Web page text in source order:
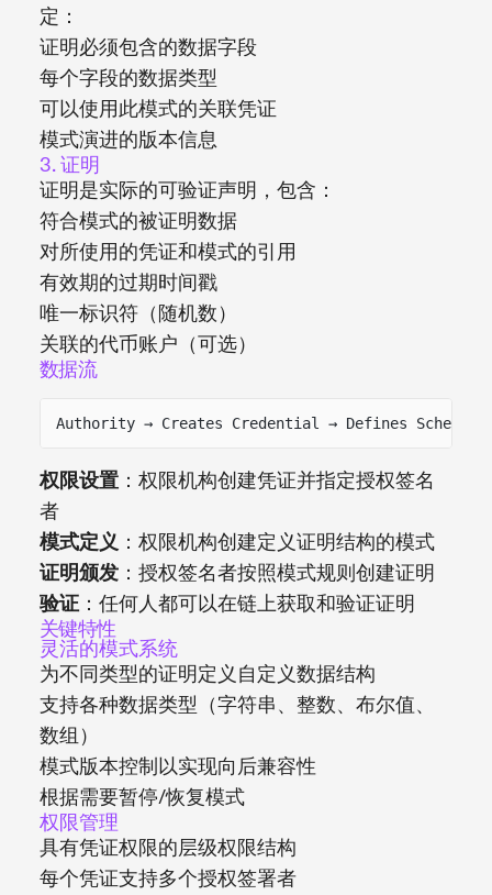
定：
证明必须包含的数据字段
每个字段的数据类型
可以使用此模式的关联凭证
模式演进的版本信息
3. 证明
证明是实际的可验证声明，包含：
符合模式的被证明数据
对所使用的凭证和模式的引用
有效期的过期时间戳
唯一标识符（随机数）
关联的代币账户（可选）
数据流
Authority → Creates Credential → Defines Schema
权限设置 ：权限机构创建凭证并指定授权签名
者
模式定义：权限机构创建定义证明结构的模式
证明颁发 ：授权签名者按照模式规则创建证明
验证：任何人都可以在链上获取和验证证明
关键特性
灵活的模式系统
为不同类型的证明定义自定义数据结构
支持各种数据类型（字符串、整数、布尔值、
数组）
模式版本控制以实现向后兼容性
根据需要暂停/恢复模式
权限管理
具有凭证权限的层级权限结构
每个凭证支持多个授权签署者